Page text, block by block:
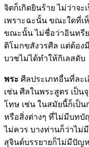
จิตก็เกิดยินร้าย ไม่ว่าจ
เพราะฉะนั้น ขณะใดที่เ
ขณะนั้น ไม่ชื่อว่าอินทรีย
ติโมกขสังวรศีล แต่ต้อง
บวชไม่ได้ทำให้กิเลสดับ
พระ ศีลประเภทอื่นที่ละ
เช่น ศีลในพระสูตร เป็
โทษ เช่น ในสมัยนี้ก็เป็
หรือสิ่งต่างๆ ที่ไม่มีบท
ไม่ควร บางท่านก็ว่าไม่
สุจินต์บรรยายก็ไม่มีปัญห